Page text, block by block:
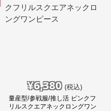
¥6,380 (税込)
量産型/参戦服/推し活 ピンクフ
リルスクエアネックロングワン